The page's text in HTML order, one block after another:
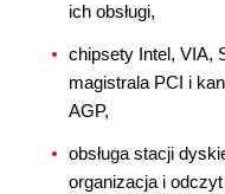
ich obsługi,
chipsety Intel, VIA,
magistrala PCI i
AGP,
obsługa stacji
organizacja i